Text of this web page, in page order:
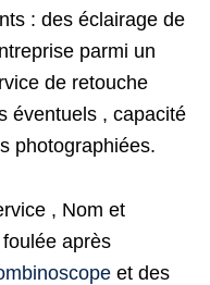
: des éclairage de
parmi un
de retouche
éventuels , capacité
photographiées.
, Nom et
après
et des